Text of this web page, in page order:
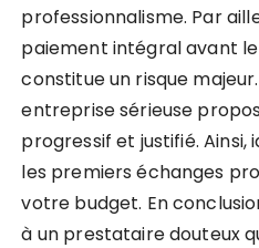
professionnalisme. Par
paiement intégral avant
constitue un risque
entreprise sérieuse
progressif et justifié. Ainsi,
les premiers échanges
votre budget. En
à un prestataire douteux